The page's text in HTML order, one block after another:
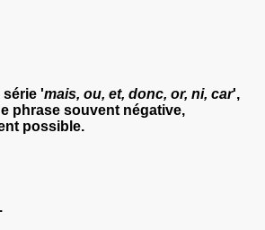
série 'mais, ou, et, donc, or, ni, car',
phrase souvent négative,
possible.